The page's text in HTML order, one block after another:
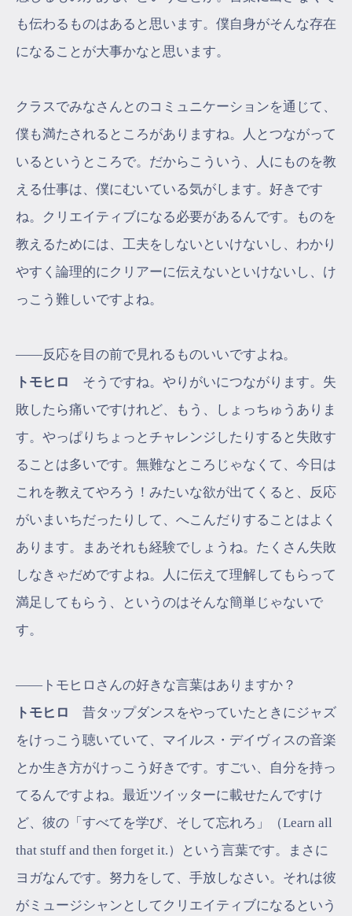
も伝わるものはあると思います。僕自身がそんな存在
になることが大事かなと思います。
クラスでみなさんとのコミュニケーションを通じて、
僕も満たされるところがありますね。人とつながって
いるというところで。だからこういう、人にものを教
える仕事は、僕にむいている気がします。好きです
ね。クリエイティブになる必要があるんです。ものを
教えるためには、工夫をしないといけないし、わかり
やすく論理的にクリアーに伝えないといけないし、け
っこう難しいですよね。
――反応を目の前で見れるものいいですよね。
トモヒロ
そうですね。やりがいにつながります。失
敗したら痛いですけれど、もう、しょっちゅうありま
す。やっぱりちょっとチャレンジしたりすると失敗す
ることは多いです。無難なところじゃなくて、今日は
これを教えてやろう！みたいな欲が出てくると、反応
がいまいちだったりして、へこんだりすることはよく
あります。まあそれも経験でしょうね。たくさん失敗
しなきゃだめですよね。人に伝えて理解してもらって
満足してもらう、というのはそんな簡単じゃないで
す。
――トモヒロさんの好きな言葉はありますか？
トモヒロ
昔タップダンスをやっていたときにジャズ
をけっこう聴いていて、マイルス・デイヴィスの音楽
とか生き方がけっこう好きです。すごい、自分を持っ
てるんですよね。最近ツイッターに載せたんですけ
ど、彼の「すべてを学び、そして忘れろ」（Learn all
that stuff and then forget it.）という言葉です。まさに
ヨガなんです。努力をして、手放しなさい。それは彼
がミュージシャンとしてクリエイティブになるという